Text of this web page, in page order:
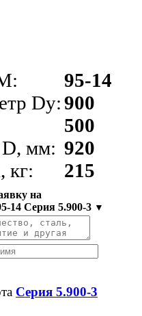
Dy:
мм:
кг:
95-14
900
500
920
215
на
14 Серия 5.900-3 ▼
Серия 5.900-3